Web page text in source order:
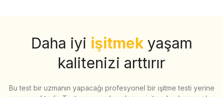
Daha iyi işitmek yaşam
kalitenizi arttırır
Bu test bir uzmanın yapacağı profesyonel bir işitme testi yerine